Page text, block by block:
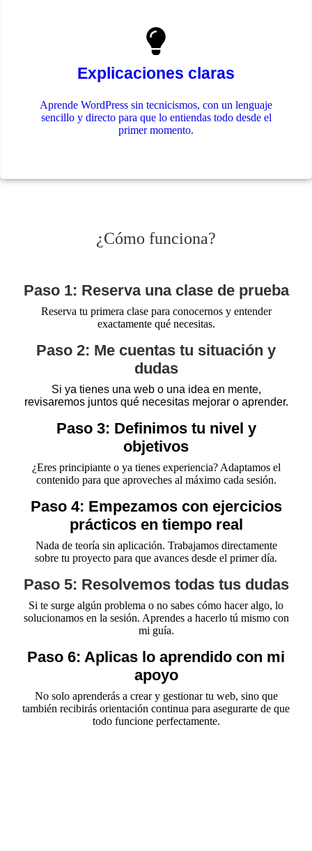
Explicaciones claras
Aprende WordPress sin tecnicismos, con un lenguaje
sencillo y directo para que lo entiendas todo desde el
primer momento.
¿Cómo funciona?
Paso 1: Reserva una clase de prueba
Reserva tu primera clase para conocernos y entender
exactamente qué necesitas.
Paso 2: Me cuentas tu situación y
dudas
Si ya tienes una web o una idea en mente,
revisaremos juntos qué necesitas mejorar o aprender.
Paso 3: Definimos tu nivel y
objetivos
¿Eres principiante o ya tienes experiencia? Adaptamos el
contenido para que aproveches al máximo cada sesión.
Paso 4: Empezamos con ejercicios
prácticos en tiempo real
Nada de teoría sin aplicación. Trabajamos directamente
sobre tu proyecto para que avances desde el primer día.
Paso 5: Resolvemos todas tus dudas
Si te surge algún problema o no sabes cómo hacer algo, lo
solucionamos en la sesión. Aprendes a hacerlo tú mismo con
mi guía.
Paso 6: Aplicas lo aprendido con mi
apoyo
No solo aprenderás a crear y gestionar tu web, sino que
también recibirás orientación continua para asegurarte de que
todo funcione perfectamente.